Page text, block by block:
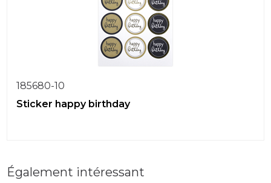
185680-10
Sticker happy birthday
Également intéressant